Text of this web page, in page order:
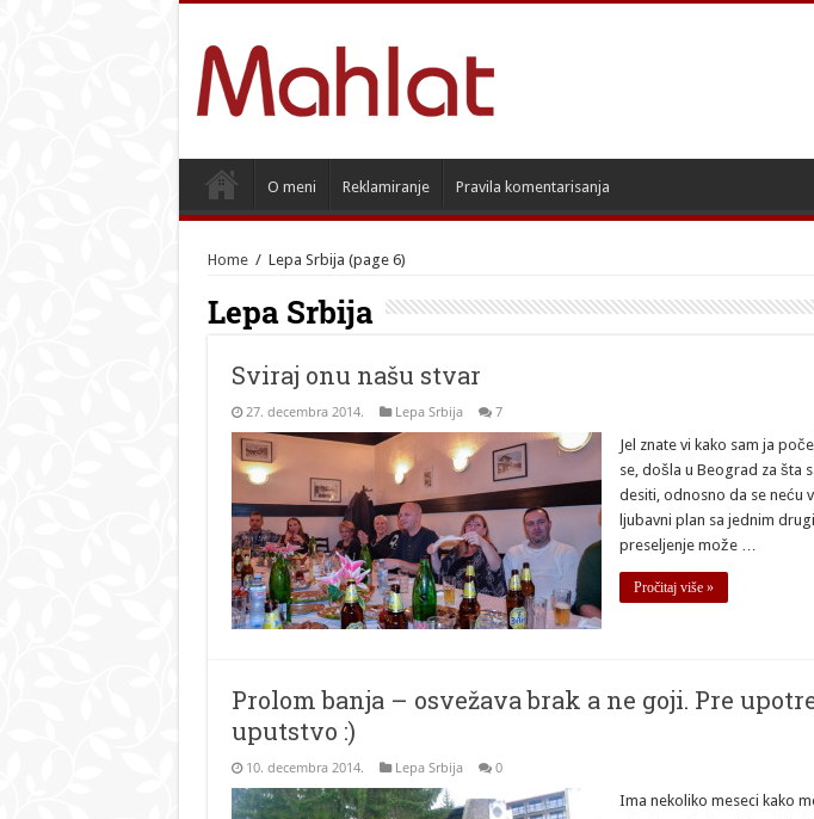
O meni Reklamiranje Pravila komentarisanja
Home / Lepa Srbija (page 6)
Lepa Srbija
Sviraj onu našu stvar
27. decembra 2014. Lepa Srbija
7
Jel znate vi kako sam ja
se, došla u Beograd za šta
desiti, odnosno da se neću
ljubavni plan sa jednim
preseljenje može …
Pročitaj više »
Prolom banja – osvežava brak a ne goji. Pre
uputstvo :)
10. decembra 2014. Lepa Srbija
0
Ima nekoliko meseci kako